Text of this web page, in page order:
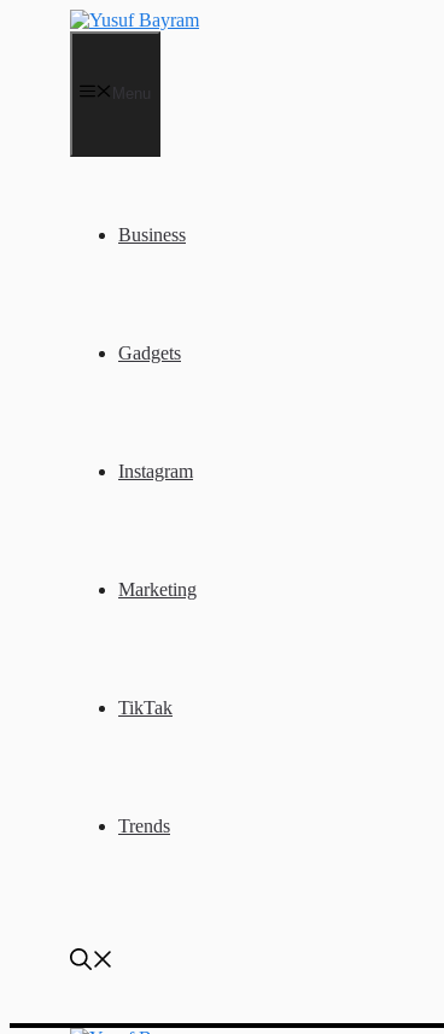
Menu
Business
Gadgets
Instagram
Marketing
TikTak
Trends